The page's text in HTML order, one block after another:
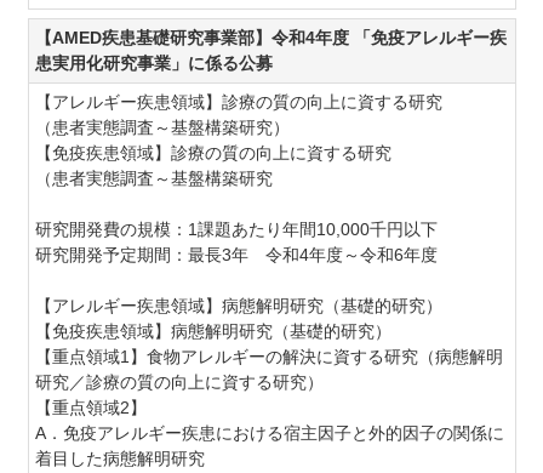
【AMED疾患基礎研究事業部】令和4年度 「免疫アレルギー疾
患実用化研究事業」に係る公募
【アレルギー疾患領域】 診療の質の向上に資する研究
（患者実態調査～基盤構築研究）
【免疫疾患領域】診療の質の向上に資する研究
（患者実態調査～基盤構築研究
研究開発費の規模：1課題あたり年間10,000千円以下
研究開発予定期間：最長3年 令和4年度～令和6年度
【アレルギー疾患領域】病態解明研究（基礎的研究）
【免疫疾患領域】病態解明研究（基礎的研究）
【重点領域1】食物アレルギーの解決に資する研究（病態解明
研究／診療の質の向上に資する研究）
【重点領域2】
A．免疫アレルギー疾患における宿主因子と外的因子の関係に
着目した病態解明研究